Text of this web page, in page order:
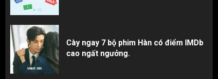
Cày ngay 7 bộ phim Hàn có điểm IMDb
cao ngất ngưởng.